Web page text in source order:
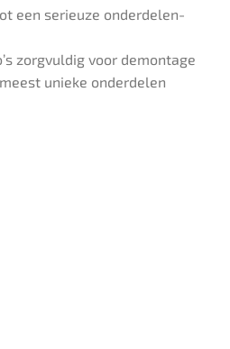
een serieuze onderdelen-
zorgvuldig voor demontage
unieke onderdelen